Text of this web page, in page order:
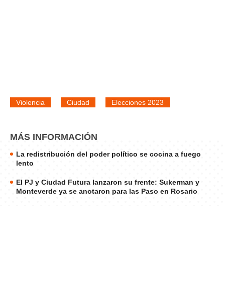
Violencia Ciudad Elecciones 2023
MÁS INFORMACIÓN
La redistribución del poder político se cocina a fuego
lento
El PJ y Ciudad Futura lanzaron su frente: Sukerman y
Monteverde ya se anotaron para las Paso en Rosario